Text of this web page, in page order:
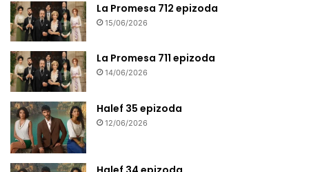
La Promesa 712 epizoda
15/06/2026
La Promesa 711 epizoda
14/06/2026
Halef 35 epizoda
12/06/2026